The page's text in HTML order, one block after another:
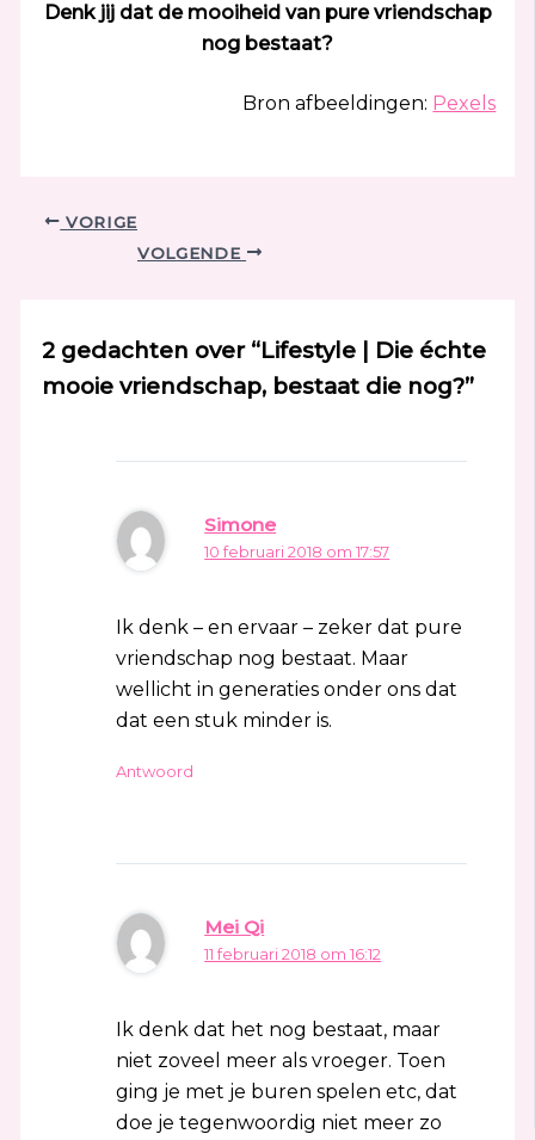
Denk jij dat de mooiheid van pure vriendschap
nog bestaat?
Bron afbeeldingen: Pexels
VORIGE
VOLGENDE
2 gedachten over “Lifestyle | Die échte
mooie vriendschap, bestaat die nog?”
Simone
10 februari 2018 om 17:57
Ik denk – en ervaar – zeker dat pure
vriendschap nog bestaat. Maar
wellicht in generaties onder ons dat
dat een stuk minder is.
Antwoord
Mei Qi
11 februari 2018 om 16:12
Ik denk dat het nog bestaat, maar
niet zoveel meer als vroeger. Toen
ging je met je buren spelen etc, dat
doe je tegenwoordig niet meer zo